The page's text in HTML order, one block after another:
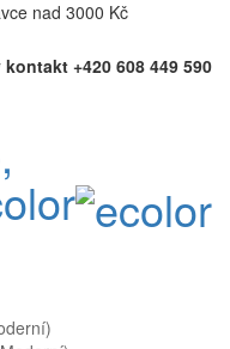
nad 3000 Kč
+420 608 449 590